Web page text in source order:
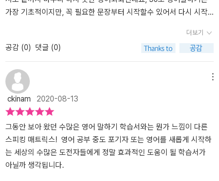
가장 기초적이지만, 꼭 필요한 문장부터 시작할수 있어서 다시 시작
해서 살을 붙여 어구를 늘려가는 방법으로 체계적으로 진행하고, 일
상에 가장 많이 하는 행동을 중점으로 짜여져있어서 연상작용이 가능
하여 좀더 수월하게 문장연습이 되는것 같더군요.MP를 활용해 듣고,
끊어 말하기/이어말하기를 연습하고, 쓰기까지 3스텝으로 확실하게
마무리할수 있어 좋습니다. 분량도 한달코스로 부담없이 시작할수 있
어서, 영어공부를 다시 시작하기에 좋은 컬리큘럼이라는 생각이 듭니
다. 30초, 1분, 2분 얼마안되는 시간조차도 채우지 못했던 영어스피
킹 실력, 이번 [스피킹 매트릭스_30초 말하기]를 시작으로 꼭 향상시
켜보고 싶네요.매번 시작하고 멈추기를 몇번, 더디더라도 차근차근
꼭 마스터할때까지 놓치않고 시도해보렵니다.
더보기
공감 (0) 댓글 (0)
ckinam 2020-08-13
그동안 보아 왔던 수많은 영어 말하기 학습서와는 뭔가 느낌이 다른
스피킹 매트릭스! 영어 공부 중도 포기자 또는 영어를 새롭게 시작하
는 세상의 수많은 도전자들에게 정말 효과적인 도움이 될 학습서가
아닐까 생각됩니다.